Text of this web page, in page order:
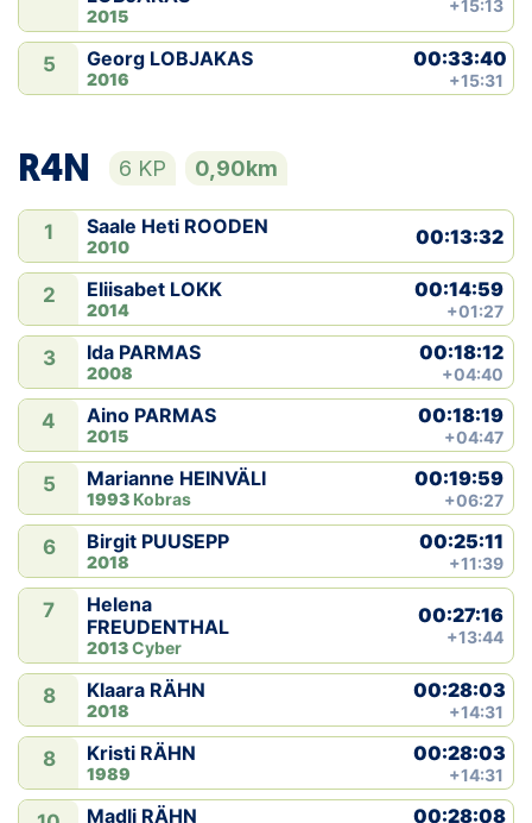
2015
+15:13
5 Georg LOBJAKAS
2016
00:33:40
+15:31
R4N 6 KP 0,90km
1 Saale Heti ROODEN
2010 00:13:32
2 Eliisabet LOKK
2014
00:14:59
+01:27
3 Ida PARMAS
2008
00:18:12
+04:40
4 Aino PARMAS
2015
00:18:19
+04:47
5 Marianne HEINVÄLI
1993 Kobras
00:19:59
+06:27
6 Birgit PUUSEPP
2018
00:25:11
+11:39
7
Helena
FREUDENTHAL
2013Cyber
00:27:16
+13:44
8 Klaara RÄHN
2018
00:28:03
+14:31
8 Kristi RÄHN
1989
00:28:03
+14:31
Madli RÄHN 00:28:08